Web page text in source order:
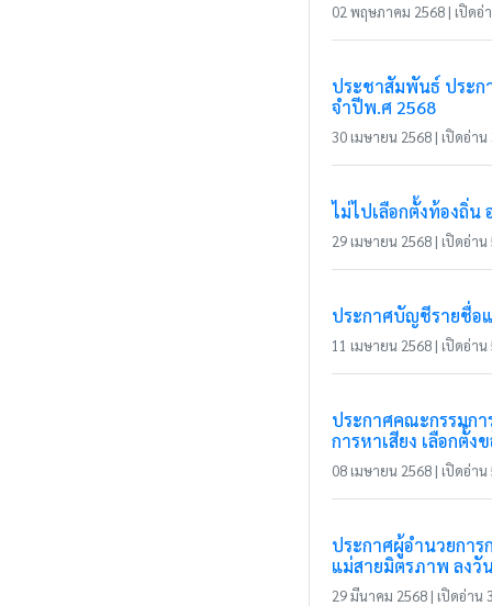
02 พฤษภาคม 2568 | เปิดอ่
ประชาสัมพันธ์ ประก
จำปีพ.ศ 2568
30 เมษายน 2568 | เปิดอ่าน
ไม่ไปเลือกตั้งท้องถิ่น
29 เมษายน 2568 | เปิดอ่าน
ประกาศบัญชีรายชื่อ
11 เมษายน 2568 | เปิดอ่าน
ประกาศคณะกรรมก
การหาเสียง เลือกตั้
08 เมษายน 2568 | เปิดอ่าน
ประกาศผู้อำนวยการ
แม่สายมิตรภาพ ลงวั
29 มีนาคม 2568 | เปิดอ่าน